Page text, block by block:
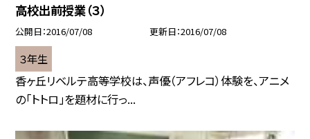
高校出前授業（３）
公開日 2016/07/08 更新日 2016/07/08
３年生
香ヶ丘リベルテ高等学校は、声優（アフレコ）体験を、アニメ
の「トトロ」を題材に行っ...